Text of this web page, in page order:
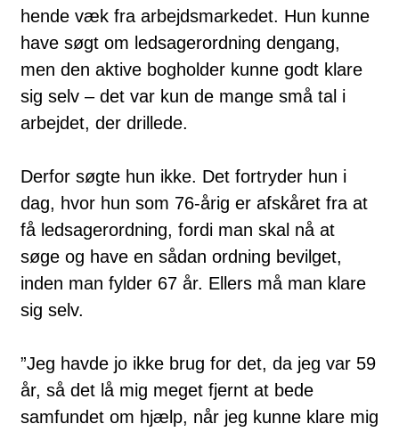
hende væk fra arbejdsmarkedet. Hun kunne
have søgt om ledsagerordning dengang,
men den aktive bogholder kunne godt klare
sig selv – det var kun de mange små tal i
arbejdet, der drillede.
Derfor søgte hun ikke. Det fortryder hun i
dag, hvor hun som 76-årig er afskåret fra at
få ledsagerordning, fordi man skal nå at
søge og have en sådan ordning bevilget,
inden man fylder 67 år. Ellers må man klare
sig selv.
”Jeg havde jo ikke brug for det, da jeg var 59
år, så det lå mig meget fjernt at bede
samfundet om hjælp, når jeg kunne klare mig